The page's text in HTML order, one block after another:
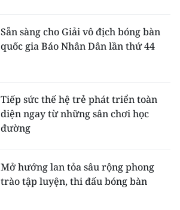
Sẵn sàng cho Giải vô địch bóng bàn
quốc gia Báo Nhân Dân lần thứ 44
Tiếp sức thế hệ trẻ phát triển toàn
diện ngay từ những sân chơi học
đường
Mở hướng lan tỏa sâu rộng phong
trào tập luyện, thi đấu bóng bàn